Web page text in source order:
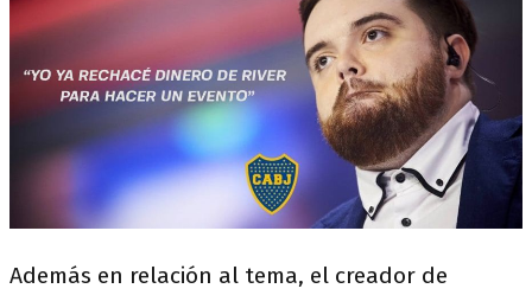
Además en relación al tema, el creador de